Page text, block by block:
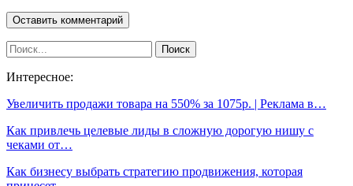
Интересное:
Увеличить продажи товара на 550% за 1075р. | Реклама в…
Как привлечь целевые лиды в сложную дорогую нишу с
чеками от…
Как бизнесу выбрать стратегию продвижения, которая